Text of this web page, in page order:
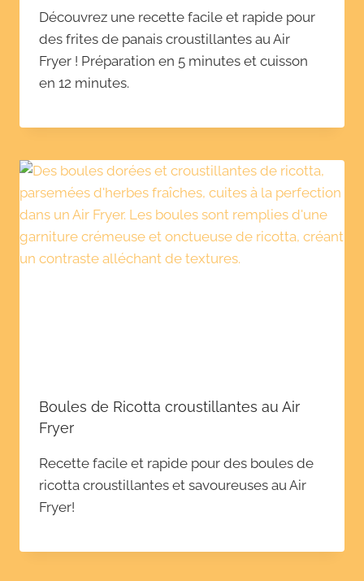
Découvrez une recette facile et rapide pour
des frites de panais croustillantes au Air
Fryer ! Préparation en 5 minutes et cuisson
en 12 minutes.
Boules de Ricotta croustillantes au Air
Fryer
Recette facile et rapide pour des boules de
ricotta croustillantes et savoureuses au Air
Fryer!